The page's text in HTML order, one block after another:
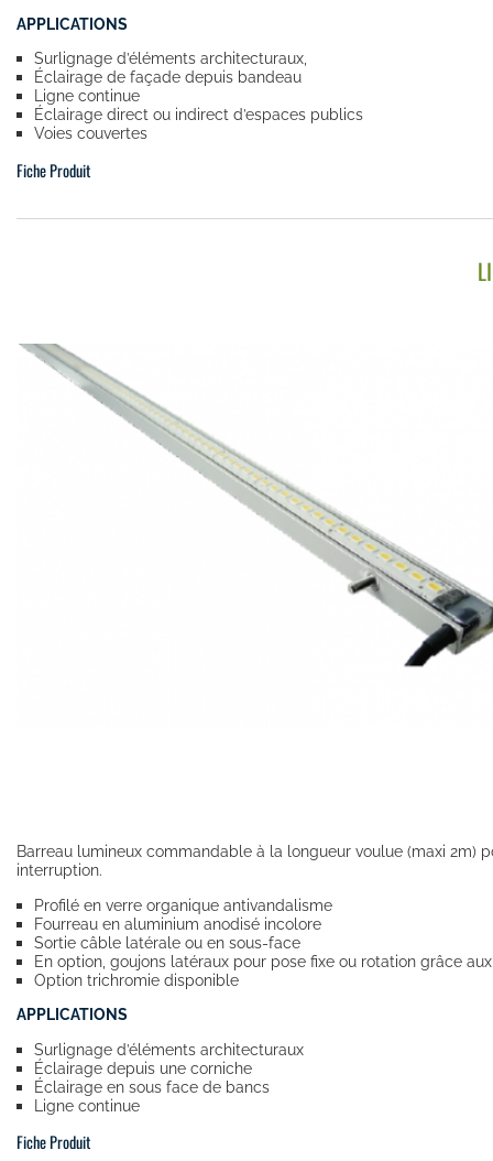
APPLICATIONS
Surlignage d’éléments architecturaux,
Éclairage de façade depuis bandeau
Ligne continue
Éclairage direct ou indirect d’espaces publics
Voies couvertes
Fiche Produit
Barreau lumineux commandable à la longueur voulue (maxi 2m)
interruption.
Profilé en verre organique antivandalisme
Fourreau en aluminium anodisé incolore
Sortie câble latérale ou en sous-face
En option, goujons latéraux pour pose fixe ou rotation grâce
Option trichromie disponible
APPLICATIONS
Surlignage d’éléments architecturaux
Éclairage depuis une corniche
Éclairage en sous face de bancs
Ligne continue
Fiche Produit